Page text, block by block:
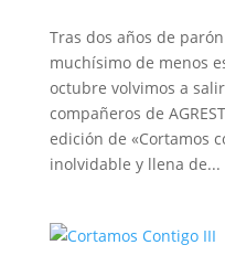
Tras dos años de
muchísimo de menos
octubre volvimos a
compañeros de
edición de «Cortamos
inolvidable y llena de...